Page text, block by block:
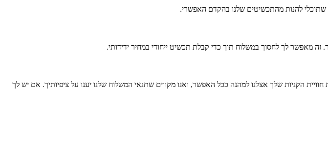
הקניות שלך אצלנו למהנה ככל האפשר, ואנו מקווים שתנאי המשלוח שלנו יענו על ציפיותיך. אם יש לך